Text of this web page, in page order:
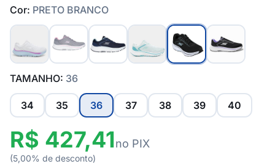
Cor: PRETO BRANCO
TAMANHO: 36
34 35 36 37 38 39 40
R$ 427,41no PIX
(5,00% de desconto)